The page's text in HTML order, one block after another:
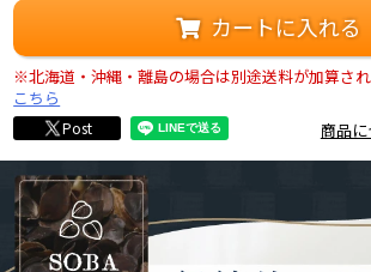
カートに入れる
※北海道・沖縄・離島の場合は別途送料が加算され
こちら
商品
Post